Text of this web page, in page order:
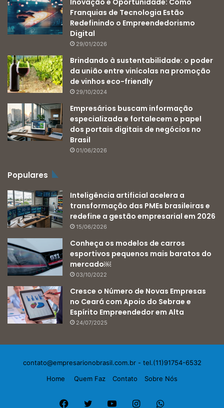
Inovação e Oportunidade: Como
Franquias de Tecnologia Estão
Redefinindo o Empreendedorismo
Digital
29/01/2026
Brindando à sustentabilidade: o poder
da união entre vinícolas na promoção
de vinhos eco-friendly
29/10/2024
Empresários buscam informação
especializada e fortalecem o papel
dos portais digitais de negócios no
Brasil
01/06/2026
Populares
Inteligência artificial acelera a
transformação das PMEs brasileiras e
redefine a gestão empresarial em 2026
15/06/2026
Conheça os modelos de carros
esportivos pequenos mais baratos do
mercado￼
03/10/2022
Cresce o Número de Novas Empresas
no Ceará com Apoio do Sebrae e
Espírito Empreendedor em Alta
24/07/2025
contato@empresarionobrasil.com.br- tel.(11)91754-6532
Home
Quem Faz Contato Sobre Nós
Facebook
TwitterYouTubeInstagramWhatsApp